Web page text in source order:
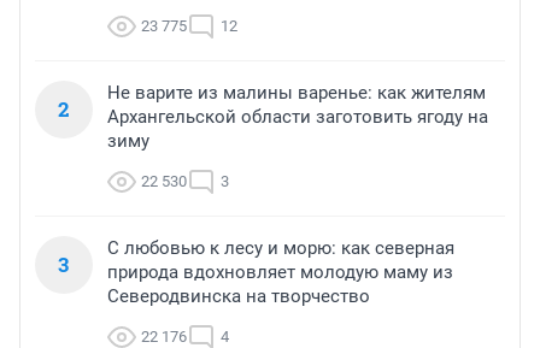
23 775 12
2
Не варите из малины варенье: как жителям
Архангельской области заготовить ягоду на
зиму
22 530 3
3
С любовью к лесу и морю: как северная
природа вдохновляет молодую маму из
Северодвинска на творчество
22 176 4